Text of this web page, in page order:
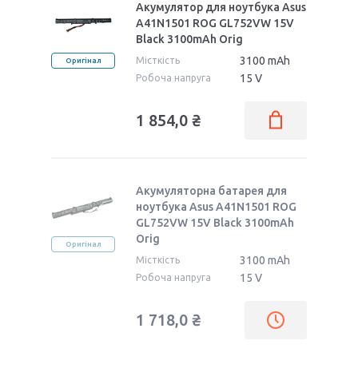
Оригінал
Акумулятор для ноутбука Asus
A41N1501 ROG GL752VW 15V
Black 3100mAh Orig
Місткість 3100 mAh
Робоча напруга 15 V
1 854,0 ₴
Оригінал
Акумуляторна батарея для
ноутбука Asus A41N1501 ROG
GL752VW 15V Black 3100mAh
Orig
Місткість 3100 mAh
Робоча напруга 15 V
1 718,0 ₴